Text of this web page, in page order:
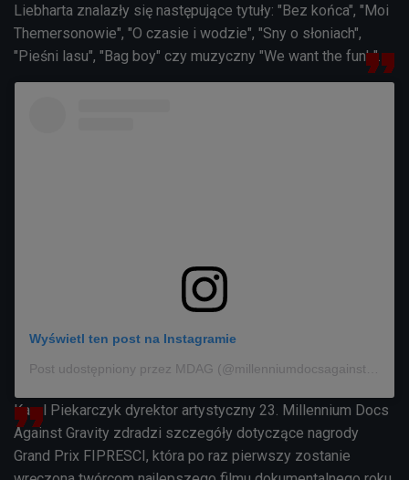
Liebharta znalazły się następujące tytuły: "Bez końca", "Moi
Themersonowie", "O czasie i wodzie", "Sny o słoniach",
"Pieśni lasu", "Bag boy" czy muzyczny "We want the funk".
Wyświetl ten post na Instagramie
Karol Piekarczyk dyrektor artystyczny 23. Millennium Docs
Against Gravity zdradzi szczegóły dotyczące nagrody
Grand Prix FIPRESCI, która po raz pierwszy zostanie